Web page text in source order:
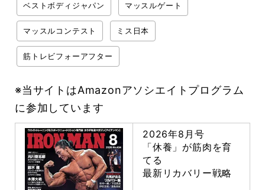
ベストボディジャパン マッスルゲート
マッスルコンテスト ミス日本
筋トレビフォーアフター
※当サイトはAmazonアソシエイトプログラム
に参加しています
2026年8月号
「休養」が筋肉を育
てる
最新リカバリー戦略